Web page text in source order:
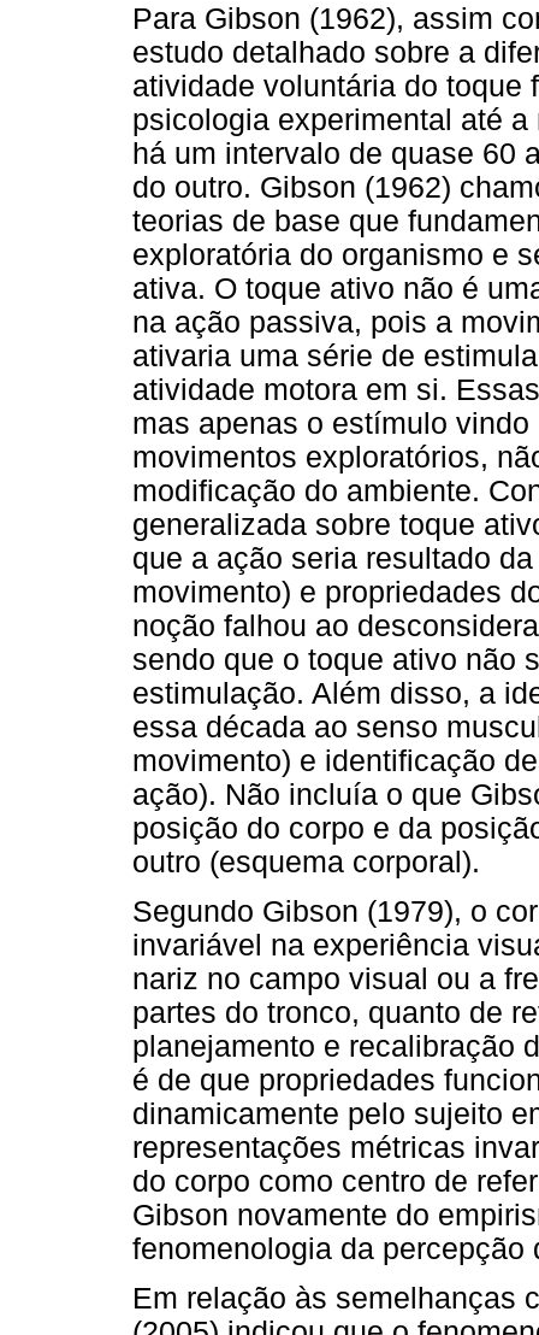
Para Gibson (1962), assim
estudo detalhado sobre a
atividade voluntária do toque
psicologia experimental até
há um intervalo de quase 60
do outro. Gibson (1962)
teorias de base que
exploratória do organismo e
ativa. O toque ativo não é
na ação passiva, pois a
ativaria uma série de
atividade motora em si.
mas apenas o estímulo
movimentos exploratórios,
modificação do ambiente.
generalizada sobre toque
que a ação seria resultado
movimento) e propriedades
noção falhou ao
sendo que o toque ativo não
estimulação. Além disso, a
essa década ao senso
movimento) e identificação
ação). Não incluía o que
posição do corpo e da
outro (esquema corporal).
Segundo Gibson (1979), o
invariável na experiência
nariz no campo visual ou a
partes do tronco, quanto de
planejamento e recalibração
é de que propriedades
dinamicamente pelo sujeito
representações métricas
do corpo como centro de
Gibson novamente do
fenomenologia da percepção
Em relação às semelhanças